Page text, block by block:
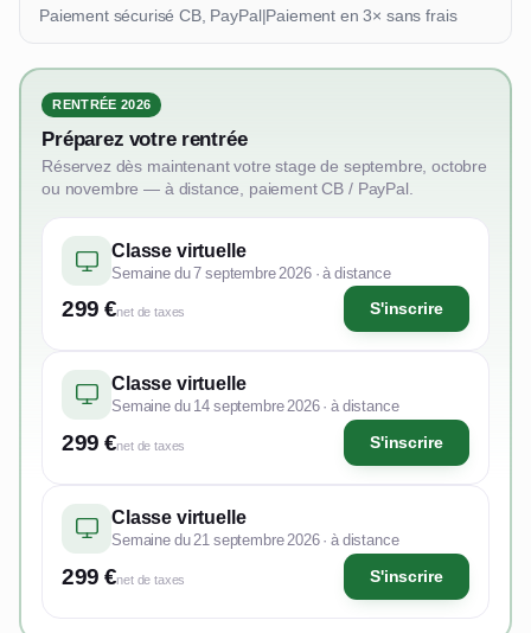
Paiement sécurisé CB, PayPal|Paiement en 3× sans frais
RENTRÉE 2026
Préparez votre rentrée
Réservez dès maintenant votre stage de septembre, octobre
ou novembre — à distance, paiement CB / PayPal.
Classe virtuelle
Semaine du 7 septembre 2026 · à distance
299 €net de taxes S'inscrire
Classe virtuelle
Semaine du 14 septembre 2026 · à distance
299 €net de taxes S'inscrire
Classe virtuelle
Semaine du 21 septembre 2026 · à distance
299 €net de taxes S'inscrire